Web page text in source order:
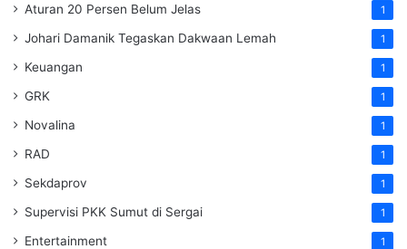
Aturan 20 Persen Belum Jelas 1
Johari Damanik Tegaskan Dakwaan Lemah 1
Keuangan 1
GRK 1
Novalina 1
RAD 1
Sekdaprov 1
Supervisi PKK Sumut di Sergai 1
Entertainment 1